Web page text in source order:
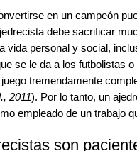
en un campeón
debe sacrificar
vida personal y social,
se le da a los futbolistas
tremendamente
2011). Por lo tanto, un
empleado de un trabajo
son